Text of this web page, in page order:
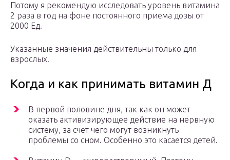
Потому я рекомендую исследовать уровень витамина
2 раза в год на фоне постоянного приема дозы от
2000 Ед.
Указанные значения действительны только для
взрослых.
Когда и как принимать витамин Д
В первой половине дня, так как он может
оказать активизирующее действие на нервную
систему, за счет чего могут возникнуть
проблемы со сном. Особенно это касается детей.